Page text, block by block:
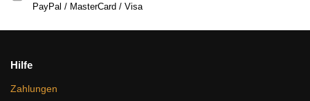
PayPal / MasterCard / Visa
Hilfe
Zahlungen